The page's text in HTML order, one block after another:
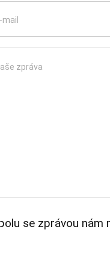
mail
zpráva
se zprávou